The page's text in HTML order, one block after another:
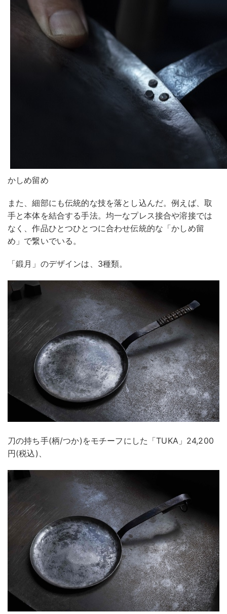
かしめ留め
また、細部にも伝統的な技を落とし込んだ。例えば、取
手と本体を結合する手法。均一なプレス接合や溶接では
なく、作品ひとつひとつに合わせ伝統的な「かしめ留
め」で繋いでいる。
「鍛月」のデザインは、3種類。
刀の持ち手(柄/つか)をモチーフにした「TUKA」24,200
円(税込)、